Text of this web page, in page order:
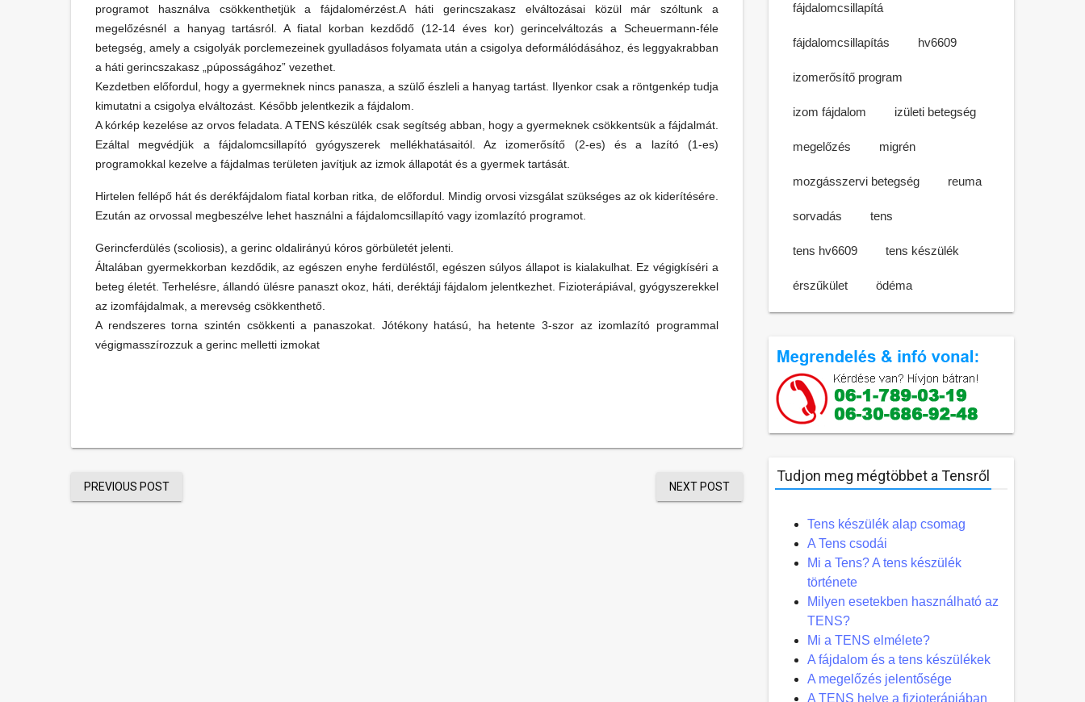
programot használva csökkenthetjük a fájdalomérzést.A háti gerincszakasz elváltozásai közül már szóltunk a
megelőzésnél a hanyag tartásról. A fiatal korban kezdődő (12-14 éves kor) gerincelváltozás a Scheuermann-féle
betegség, amely a csigolyák porclemezeinek gyulladásos folyamata után a csigolya deformálódásához, és leggyakrabban
a háti gerincszakasz „púposságához” vezethet.
Kezdetben előfordul, hogy a gyermeknek nincs panasza, a szülő észleli a hanyag tartást. Ilyenkor csak a röntgenkép tudja
kimutatni a csigolya elváltozást. Később jelentkezik a fájdalom.
A kórkép kezelése az orvos feladata. A TENS készülék csak segítség abban, hogy a gyermeknek csökkentsük a fájdalmát.
Ezáltal megvédjük a fájdalomcsillapító gyógyszerek mellékhatásaitól. Az izomerősítő (2-es) és a lazító (1-es)
programokkal kezelve a fájdalmas területen javítjuk az izmok állapotát és a gyermek tartását.
Hirtelen fellépő hát és derékfájdalom fiatal korban ritka, de előfordul. Mindig orvosi vizsgálat szükséges az ok kiderítésére.
Ezután az orvossal megbeszélve lehet használni a fájdalomcsillapító vagy izomlazító programot.
Gerincferdülés (scoliosis), a gerinc oldalirányú kóros görbületét jelenti.
Általában gyermekkorban kezdődik, az egészen enyhe ferdüléstől, egészen súlyos állapot is kialakulhat. Ez végigkíséri a
beteg életét. Terhelésre, állandó ülésre panaszt okoz, háti, deréktáji fájdalom jelentkezhet. Fizioterápiával, gyógyszerekkel
az izomfájdalmak, a merevség csökkenthető.
A rendszeres torna szintén csökkenti a panaszokat. Jótékony hatású, ha hetente 3-szor az izomlazító programmal
végigmasszírozzuk a gerinc melletti izmokat
PREVIOUS POST NEXT POST
fájdalomcsillapítá
fájdalomcsillapítás hv6609
izomerősítő program
izom fájdalom izületi betegség
megelőzés migrén
mozgásszervi betegség reuma
sorvadás tens
tens hv6609 tens készülék
érszűkület ödéma
Tudjon meg mégtöbbet a Tensről
Tens készülék alap csomag
A Tens csodái
Mi a Tens? A tens készülék
története
Milyen esetekben használható az
TENS?
Mi a TENS elmélete?
A fájdalom és a tens készülékek
A megelőzés jelentősége
A TENS helye a fizioterápiában